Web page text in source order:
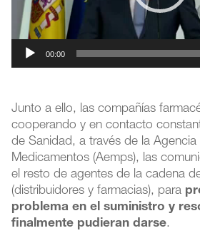
00:00
Junto a ello, las compañías
cooperando y en contacto
de Sanidad, a través de la Agencia
Medicamentos (Aemps), las
el resto de agentes de la cadena
(distribuidores y farmacias), para
problema en el suministro y
finalmente pudieran darse.